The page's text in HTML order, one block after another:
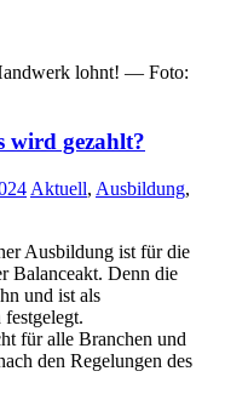
lohnt! — Foto:
wird gezahlt?
Aktuell, Ausbildung,
Ausbildung ist für die
Balanceakt. Denn die
und ist als
für alle Branchen und
den Regelungen des